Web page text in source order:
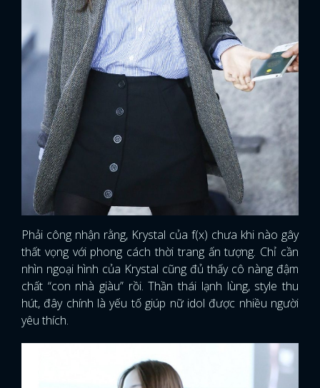
Phải công nhận rằng, Krystal của f(x) chưa khi nào gây
thất vọng với phong cách thời trang ấn tượng. Chỉ cần
nhìn ngoại hình của Krystal cũng đủ thấy cô nàng đậm
chất “con nhà giàu” rồi. Thần thái lạnh lùng, style thu
hút, đây chính là yếu tố giúp nữ idol được nhiều người
yêu thích.